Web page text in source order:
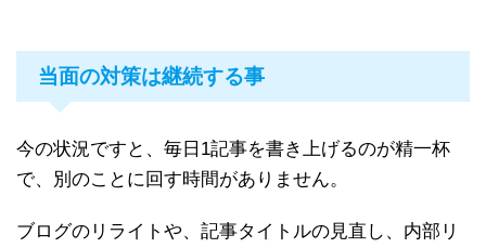
当面の対策は継続する事
今の状況ですと、毎日1記事を書き上げるのが精一杯
で、別のことに回す時間がありません。
ブログのリライトや、記事タイトルの見直し、内部リ